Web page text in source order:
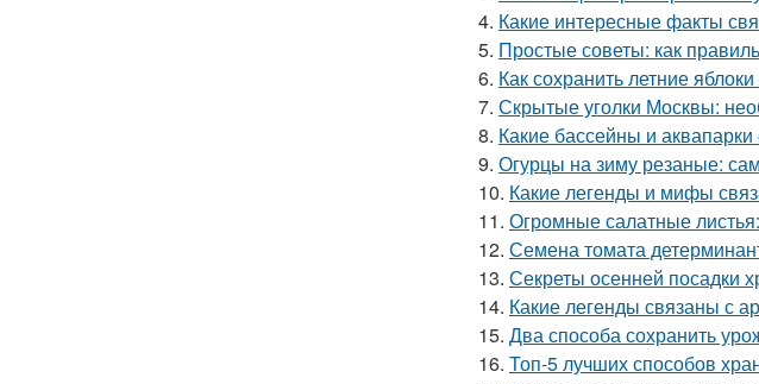
4. Какие интересные факты
5. Простые советы: как
6. Как сохранить летние
7. Скрытые уголки Москвы:
8. Какие бассейны и аквапарки
9. Огурцы на зиму резаные:
10. Какие легенды и мифы
11. Огромные салатные
12. Семена томата
13. Секреты осенней посадки
14. Какие легенды связаны с
15. Два способа сохранить
16. Топ-5 лучших способов